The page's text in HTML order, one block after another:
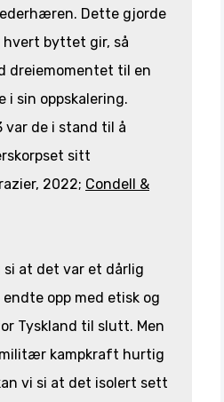
Dette gjorde
byttet gir, så
dreiemomentet til en
i sin oppskalering.
var de i stand til å
sitt
2022; Condell &
si at det var et dårlig
opp med etisk og
Tyskland til slutt. Men
militær kampkraft hurtig
vi si at det isolert sett